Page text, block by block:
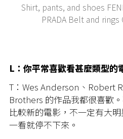
Shirt, pants, and shoes
PRADA Belt and rings
L：你平常喜歡看甚麼類型的
T：Wes Anderson、Robert
Brothers 的作品我都很喜歡
比較新的電影，不一定有大
一看就停不下來。